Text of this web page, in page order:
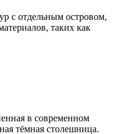
с отдельным островом,
таких как
в современном
тёмная столешница.